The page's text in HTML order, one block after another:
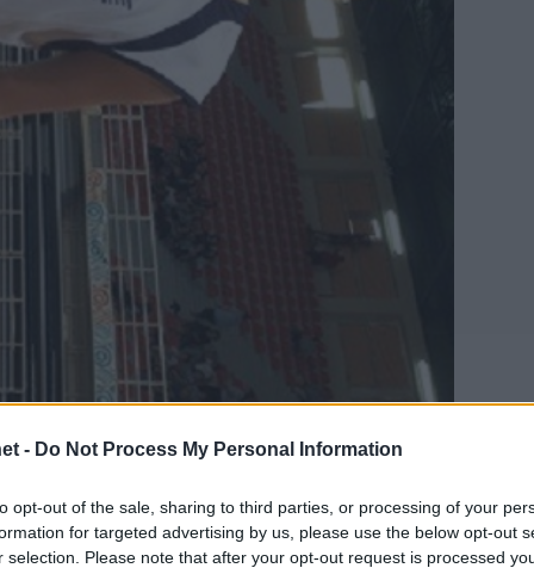
- Do Not Process My Personal Information
opt-out of the sale, sharing to third parties, or processing of your
for targeted advertising by us, please use the below opt-out
selection. Please note that after your opt-out request is processed
με Τερζή) της Νίκης Αιγινίου έγινε το πρόσωπο
με το Καζακστάν (21.00 ΕΡΤ2) για τον όμιλο του